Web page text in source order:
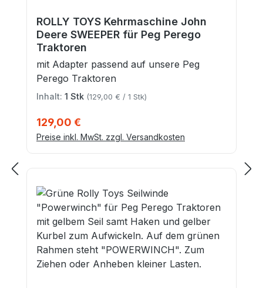
ROLLY TOYS Kehrmaschine John
Deere SWEEPER für Peg Perego
Traktoren
mit Adapter passend auf unsere Peg
Perego Traktoren
Inhalt: 1 Stk (129,00 € / 1 Stk)
129,00 €
Preise inkl. MwSt. zzgl. Versandkosten